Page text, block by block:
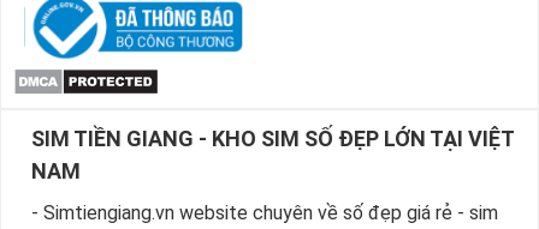
SIM TIỀN GIANG - KHO SIM SỐ ĐẸP LỚN TẠI VIỆT
NAM
- Simtiengiang.vn website chuyên về số đẹp giá rẻ - sim